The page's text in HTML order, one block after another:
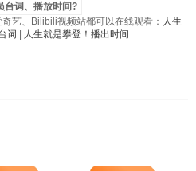
台词、播放时间?
艺、Bilibili视频站都可以在线观看： 人生
词 人生就是攀登！播出时间 .